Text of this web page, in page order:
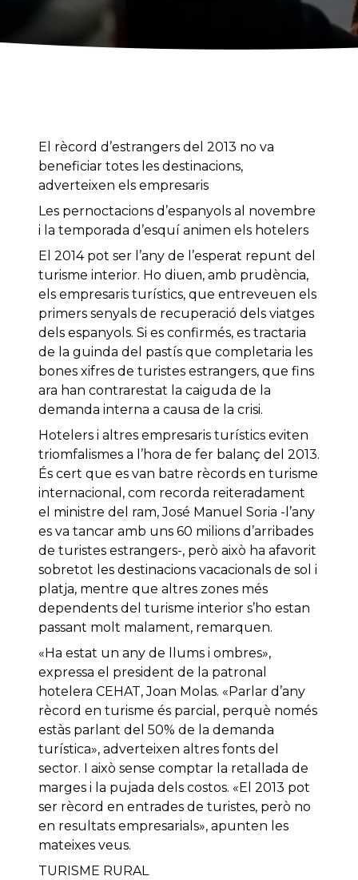
El rècord d’estrangers del 2013 no va
beneficiar totes les destinacions,
adverteixen els empresaris
Les pernoctacions d’espanyols al novembre
i la temporada d’esquí animen els hotelers
El 2014 pot ser l’any de l’esperat repunt del
turisme interior. Ho diuen, amb prudència,
els empresaris turístics, que entreveuen els
primers senyals de recuperació dels viatges
dels espanyols. Si es confirmés, es tractaria
de la guinda del pastís que completaria les
bones xifres de turistes estrangers, que fins
ara han contrarestat la caiguda de la
demanda interna a causa de la crisi.
Hotelers i altres empresaris turístics eviten
triomfalismes a l’hora de fer balanç del 2013.
És cert que es van batre rècords en turisme
internacional, com recorda reiteradament
el ministre del ram, José Manuel Soria -l’any
es va tancar amb uns 60 milions d’arribades
de turistes estrangers-, però això ha afavorit
sobretot les destinacions vacacionals de sol i
platja, mentre que altres zones més
dependents del turisme interior s’ho estan
passant molt malament, remarquen.
«Ha estat un any de llums i ombres»,
expressa el president de la patronal
hotelera CEHAT, Joan Molas. «Parlar d’any
rècord en turisme és parcial, perquè només
estàs parlant del 50% de la demanda
turística», adverteixen altres fonts del
sector. I això sense comptar la retallada de
marges i la pujada dels costos. «El 2013 pot
ser rècord en entrades de turistes, però no
en resultats empresarials», apunten les
mateixes veus.
TURISME RURAL